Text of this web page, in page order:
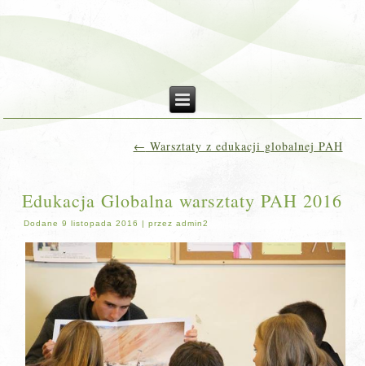
← Warsztaty z edukacji globalnej PAH
Edukacja Globalna warsztaty PAH 2016
Dodane 9 listopada 2016 |przez admin2